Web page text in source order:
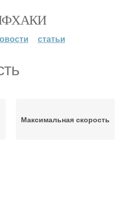
статьи
Максимальная скорость